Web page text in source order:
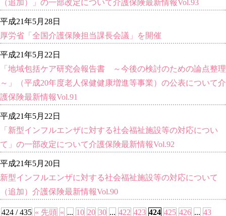
（追加）」の一部改定について介護保険最新情報Vol.93
平成21年5月28日
厚労省「全国介護保険担当課長会議」を開催
平成21年5月22日
「地域包括ケア研究会報告書 ～今後の検討のための論点整理
～」（平成20年度老人保健健康増進等事業）の公表について介
護保険最新情報Vol.91
平成21年5月22日
「新型インフルエンザに対する社会福祉施設等の対応につい
て」の一部改定について介護保険最新情報Vol.92
平成21年5月20日
新型インフルエンザに対する社会福祉施設等の対応について
（追加）介護保険最新情報Vol.90
424 / 435 « 先頭 « ... 10 20 30 ... 422 423 424 425 426 ... 43